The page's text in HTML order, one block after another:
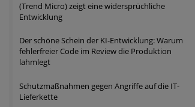
(Trend Micro) zeigt eine widersprüchliche
Entwicklung
Der schöne Schein der KI-Entwicklung: Warum
fehlerfreier Code im Review die Produktion
lahmlegt
Schutzmaßnahmen gegen Angriffe auf die IT-
Lieferkette